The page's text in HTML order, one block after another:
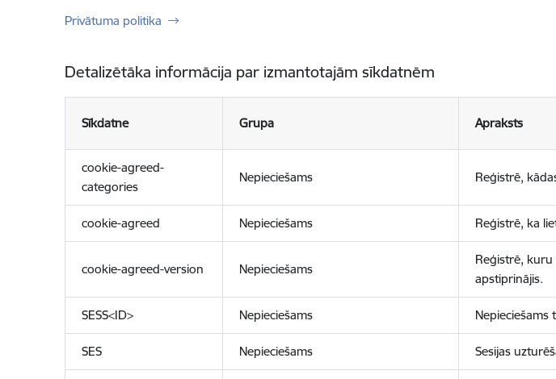
Privātuma politika
Detalizētāka informācija par izmantotajām sīkdatnēm
Sīkdatne Grupa Apraksts
cookie-agreed-
categories
Nepieciešams Reģistrē,
cookie-agreed Nepieciešams Reģistrē, ka
cookie-agreed-version Nepieciešams
Reģistrē,
apstiprinājis.
SESS<ID> Nepieciešams
SES Nepieciešams Sesijas